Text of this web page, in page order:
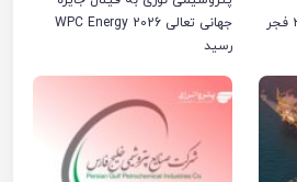
کولینگ‌تاور واحد آب ناحیه ۲ فجر
جهانی تعالی WPC Energy 2026
رسید